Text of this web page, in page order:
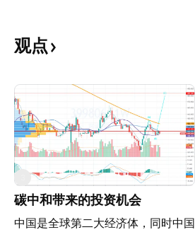
观点
碳中和带来的投资机会
中国是全球第二大经济体，同时中国